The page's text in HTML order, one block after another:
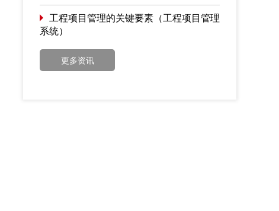
工程项目管理的关键要素（工程项目管理
系统）
更多资讯